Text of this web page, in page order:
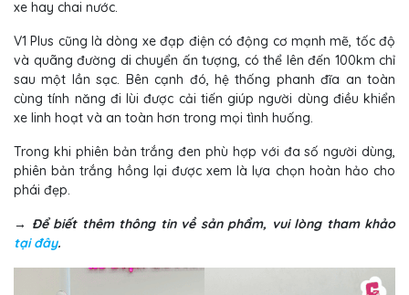
xe hay chai nước.
V1 Plus cũng là dòng xe đạp điện có động cơ mạnh mẽ, tốc độ
và quãng đường di chuyển ấn tượng, có thể lên đến 100km chỉ
sau một lần sạc. Bên cạnh đó, hệ thống phanh đĩa an toàn
cùng tính năng đi lùi được cải tiến giúp người dùng điều khiển
xe linh hoạt và an toàn hơn trong mọi tình huống.
Trong khi phiên bản trắng đen phù hợp với đa số người dùng,
phiên bản trắng hồng lại được xem là lựa chọn hoàn hảo cho
phái đẹp.
→ Để biết thêm thông tin về sản phẩm, vui lòng tham khảo
tại đây.